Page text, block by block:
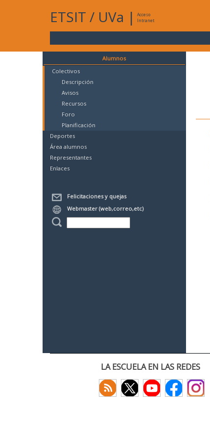
ETSIT / UVa |
Acceso
Intranet
Alumnos
Colectivos
Descripción
Avisos
Recursos
Foro
Planificación
Deportes
Área alumnos
Representantes
Enlaces
Felicitaciones y quejas
Webmaster (web,correo,etc)
LA ESCUELA EN LAS REDES